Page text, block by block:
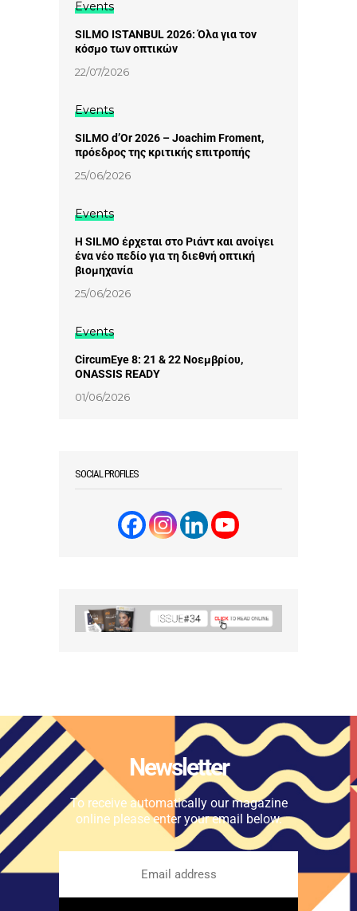
Events
SILMO ISTANBUL 2026: Όλα για τον
κόσμο των οπτικών
22/07/2026
Events
SILMO d’Or 2026 – Joachim Froment,
πρόεδρος της κριτικής επιτροπής
25/06/2026
Events
Η SILMO έρχεται στο Ριάντ και ανοίγει
ένα νέο πεδίο για τη διεθνή οπτική
βιομηχανία
25/06/2026
Events
CircumEye 8: 21 & 22 Νοεμβρίου,
ONASSIS READY
01/06/2026
SOCIAL PROFILES
Newsletter
To receive automatically our magazine
online please enter your email below.